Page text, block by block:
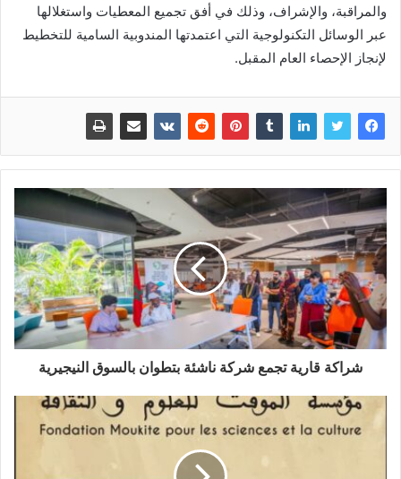
والمراقبة، والإشراف، وذلك في أفق تجميع المعطيات واستغلالها
عبر الوسائل التكنولوجية التي اعتمدتها المندوبية السامية للتخطيط
لإنجاز الإحصاء العام المقبل.
شراكة قارية تجمع شركة ناشئة بتطوان بالسوق النيجيرية